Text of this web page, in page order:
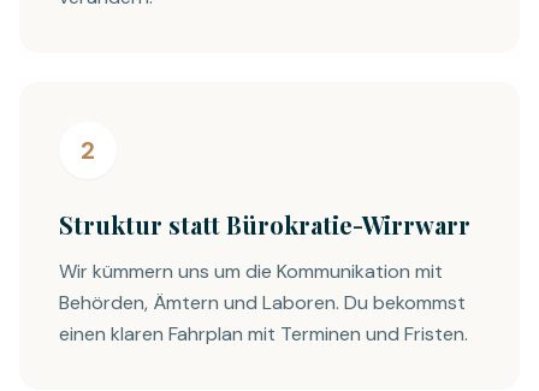
2
Struktur statt Bürokratie-Wirrwarr
Wir kümmern uns um die Kommunikation mit
Behörden, Ämtern und Laboren. Du bekommst
einen klaren Fahrplan mit Terminen und Fristen.